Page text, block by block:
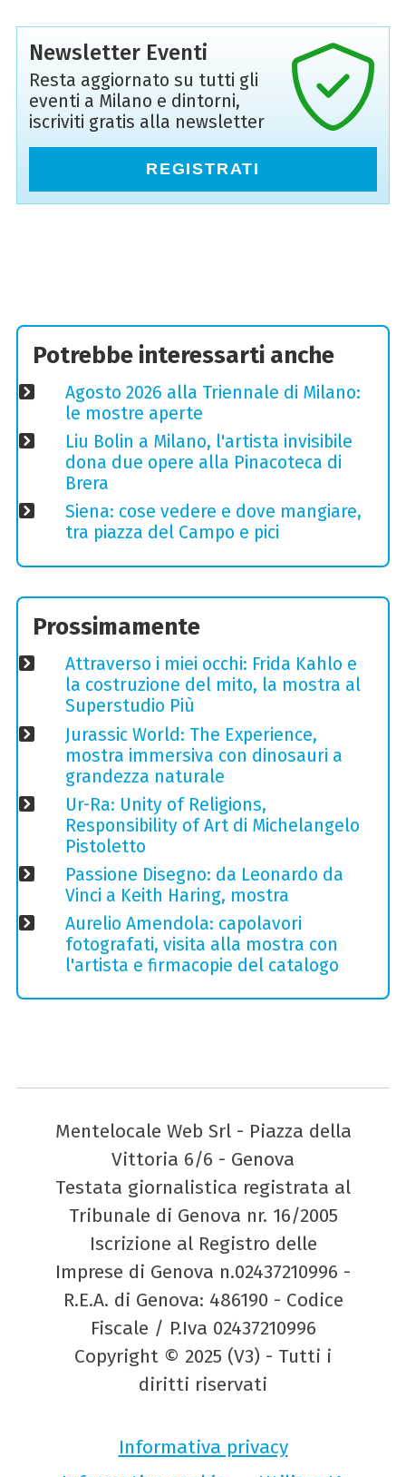
Newsletter Eventi
Resta aggiornato su tutti gli
eventi a Milano e dintorni,
iscriviti gratis alla newsletter
REGISTRATI
Potrebbe interessarti anche
Agosto 2026 alla Triennale di Milano:
le mostre aperte
Liu Bolin a Milano, l'artista invisibile
dona due opere alla Pinacoteca di
Brera
Siena: cose vedere e dove mangiare,
tra piazza del Campo e pici
Prossimamente
Attraverso i miei occhi: Frida Kahlo e
la costruzione del mito, la mostra al
Superstudio Più
Jurassic World: The Experience,
mostra immersiva con dinosauri a
grandezza naturale
Ur-Ra: Unity of Religions,
Responsibility of Art di Michelangelo
Pistoletto
Passione Disegno: da Leonardo da
Vinci a Keith Haring, mostra
Aurelio Amendola: capolavori
fotografati, visita alla mostra con
l'artista e firmacopie del catalogo
Mentelocale Web Srl - Piazza della
Vittoria 6/6 - Genova
Testata giornalistica registrata al
Tribunale di Genova nr. 16/2005
Iscrizione al Registro delle
Imprese di Genova n.02437210996 -
R.E.A. di Genova: 486190 - Codice
Fiscale / P.Iva 02437210996
Copyright © 2025 (V3) - Tutti i
diritti riservati
Informativa privacy